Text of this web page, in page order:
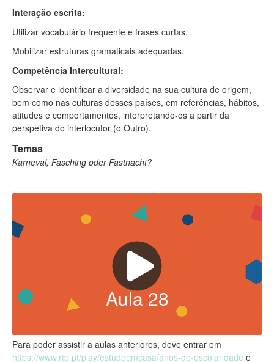
Interação escrita:
Utilizar vocabulário frequente e frases curtas.
Mobilizar estruturas gramaticais adequadas.
Competência Intercultural:
Observar e identificar a diversidade na sua cultura de origem,
bem como nas culturas desses países, em referências, hábitos,
atitudes e comportamentos, interpretando-os a partir da
perspetiva do interlocutor (o Outro).
Temas
Karneval, Fasching oder Fastnacht?​
Aula28
Para poder assistir a aulas anteriores, deve entrar em
https://www.rtp.pt/play/estudoemcasa/anos-de-escolaridade e